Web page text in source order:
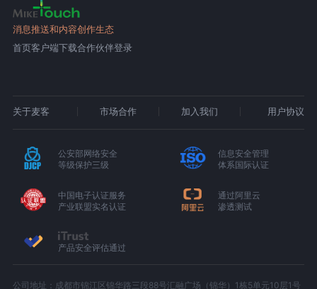
消息推送和内容创作生态
首页客户端下载合作伙伴登录
关于麦客 市场合作 加入我们 用户协议
公安部网络安全
等级保护三级
信息安全管理
体系国际认证
中国电子认证服务
产业联盟实名认证
通过阿里云
渗透测试
产品安全评估通过
公司地址：成都市锦江区锦华路三段88号汇融广场（锦华）1栋5单元10层1号